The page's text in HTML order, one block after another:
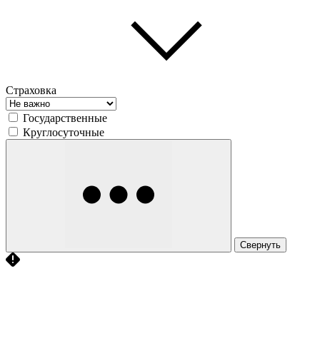
Страховка
Государственные
Круглосуточные
Свернуть